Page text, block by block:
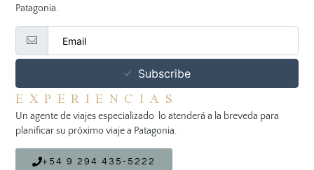
Patagonia.
Subscribe
EXPERIENCIAS
Un agente de viajes especializado lo atenderá a la breveda para
planificar su próximo viaje a Patagonia.
+54 9 294 435-5222